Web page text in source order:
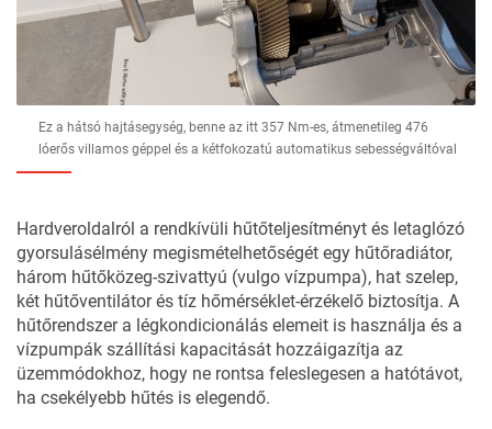
Ez a hátsó hajtásegység, benne az itt 357 Nm-es, átmenetileg 476
lóerős villamos géppel és a kétfokozatú automatikus sebességváltóval
Hardveroldalról a rendkívüli hűtőteljesítményt és letaglózó
gyorsulásélmény megismételhetőségét egy hűtőradiátor,
három hűtőközeg-szivattyú (vulgo vízpumpa), hat szelep,
két hűtőventilátor és tíz hőmérséklet-érzékelő biztosítja. A
hűtőrendszer a légkondicionálás elemeit is használja és a
vízpumpák szállítási kapacitását hozzáigazítja az
üzemmódokhoz, hogy ne rontsa feleslegesen a hatótávot,
ha csekélyebb hűtés is elegendő.